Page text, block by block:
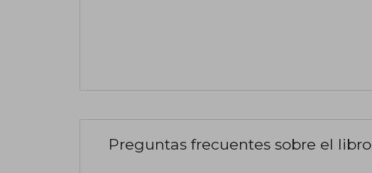
Preguntas frecuentes sobre el libro